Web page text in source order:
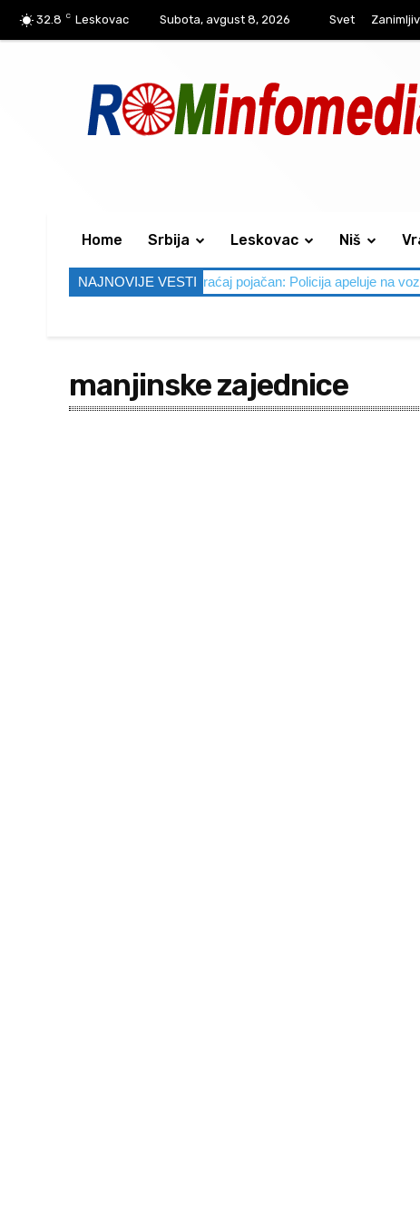
32.8 C Leskovac Subota, avgust 8, 2026 Svet
Home Srbija Leskovac Niš
NAJNOVIJE VESTI
Vikend pred nama, saobraćaj pojačan: Policija apeluje na vozače
manjinske zajednice